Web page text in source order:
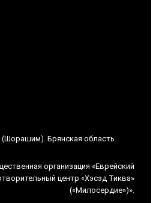
(Шорашим). Брянская область.
организация «Еврейский
центр «Хэсэд Тиква»
(«Милосердие»)».